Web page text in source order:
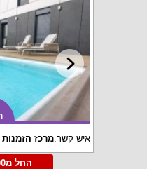
איש קשר:מרכז הזמנות